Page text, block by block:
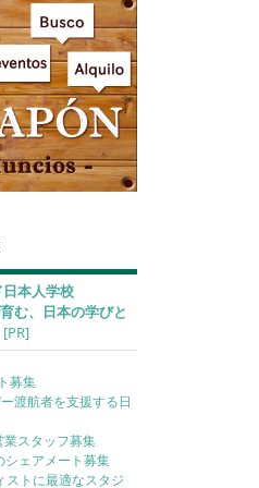
本人学校
む、日本の学びと
[PR]
募集
渡航者を支援する日
業スタッフ募集
シェアメート募集
ストに最適なスタジ